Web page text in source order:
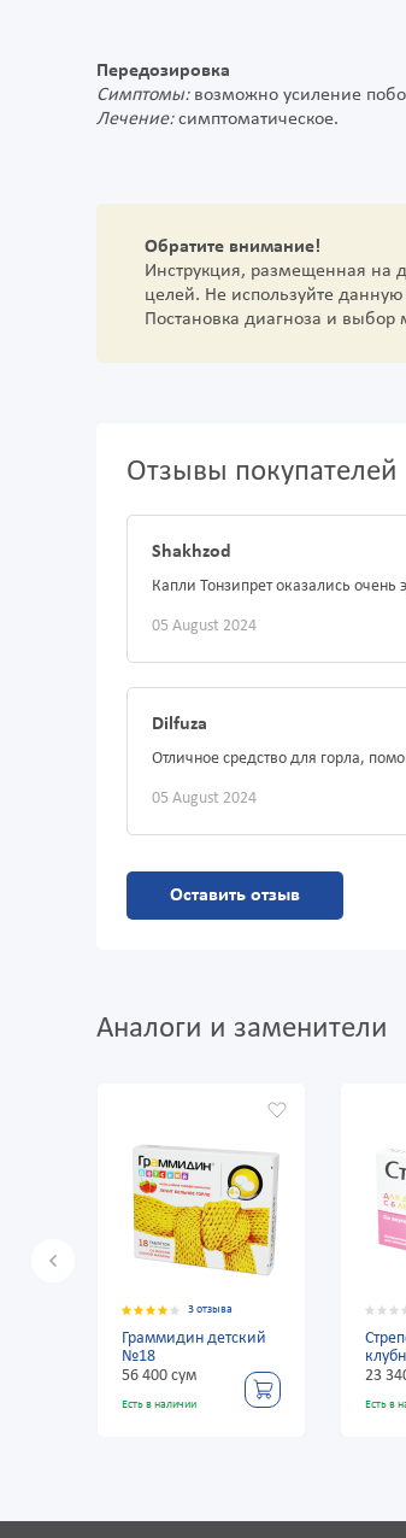
Передозировка
Симптомы:возможно усиление
Лечение:симптоматическое.
Обратите внимание!
Инструкция, размещенная на
целей. Не используйте
Постановка диагноза и
Отзывы покупателей
Shakhzod
Капли Тонзипрет оказались
05 August 2024
Dilfuza
Отличное средство для горла,
05 August 2024
Оставить отзыв
Аналоги и заменители
Стрепсилс для детей
23 340 сум
Есть в наличии